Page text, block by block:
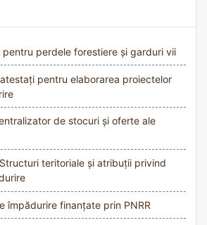
perdele forestiere și garduri vii
pentru elaborarea proiectelor
de stocuri și oferte ale
teritoriale și atribuții privind
împădurire finanțate prin PNRR